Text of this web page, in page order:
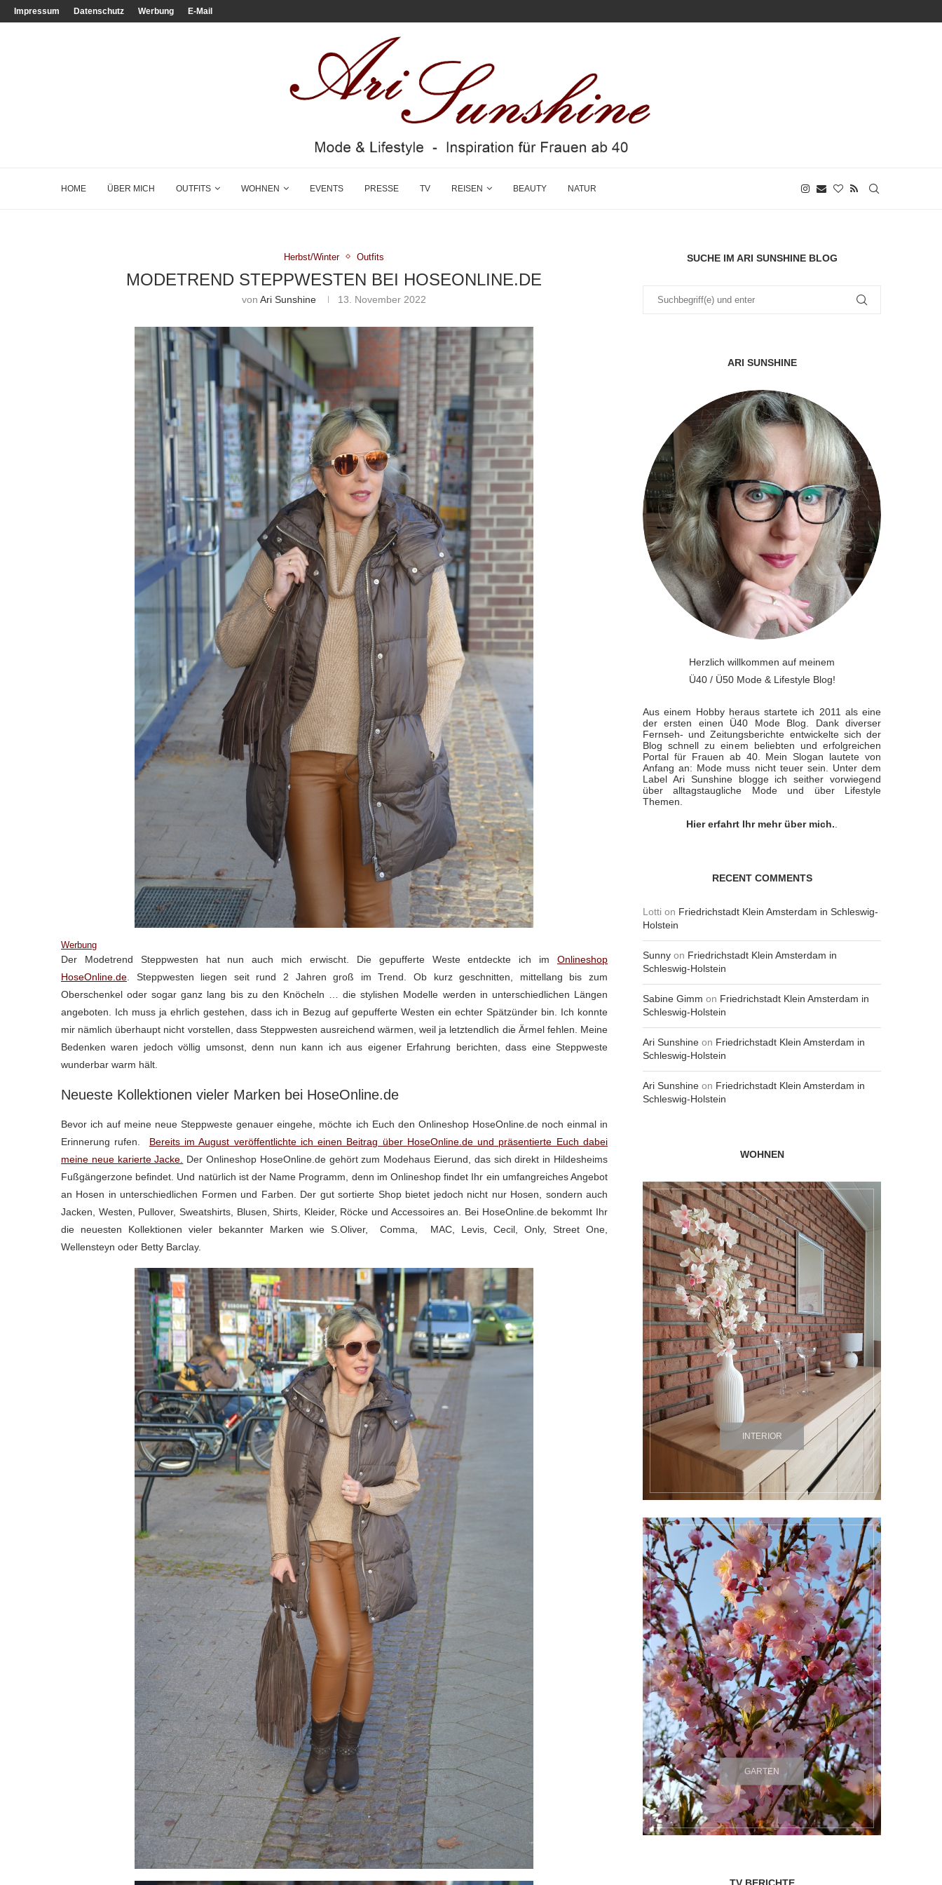
Impressum Datenschutz Werbung E-Mail
HOME ÜBER MICH OUTFITS WOHNEN EVENTS PRESSE TV REISEN BEAUTY NATUR
Herbst/Winter Outfits
MODETREND STEPPWESTEN BEI HOSEONLINE.DE
vonAri Sunshine 13. November 2022
Werbung
Der Modetrend Steppwesten hat nun auch mich erwischt. Die gepufferte Weste entdeckte ich im Onlineshop
HoseOnline.de . Steppwesten liegen seit rund 2 Jahren groß im Trend. Ob kurz geschnitten, mittellang bis zum
Oberschenkel oder sogar ganz lang bis zu den Knöcheln … die stylishen Modelle werden in unterschiedlichen Längen
angeboten. Ich muss ja ehrlich gestehen, dass ich in Bezug auf gepufferte Westen ein echter Spätzünder bin. Ich konnte
mir nämlich überhaupt nicht vorstellen, dass Steppwesten ausreichend wärmen, weil ja letztendlich die Ärmel fehlen. Meine
Bedenken waren jedoch völlig umsonst, denn nun kann ich aus eigener Erfahrung berichten, dass eine Steppweste
wunderbar warm hält.
Neueste Kollektionen vieler Marken bei HoseOnline.de
Bevor ich auf meine neue Steppweste genauer eingehe, möchte ich Euch den Onlineshop HoseOnline.de noch einmal in
Erinnerung rufen. Bereits im August veröffentlichte ich einen Beitrag über HoseOnline.de und präsentierte Euch dabei
meine neue karierte Jacke.
Der Onlineshop HoseOnline.de gehört zum Modehaus Eierund, das sich direkt in Hildesheims
Fußgängerzone befindet. Und natürlich ist der Name Programm, denn im Onlineshop findet Ihr ein umfangreiches Angebot
an Hosen in unterschiedlichen Formen und Farben. Der gut sortierte Shop bietet jedoch nicht nur Hosen, sondern auch
Jacken, Westen, Pullover, Sweatshirts, Blusen, Shirts, Kleider, Röcke und Accessoires an. Bei HoseOnline.de bekommt Ihr
die neuesten Kollektionen vieler bekannter Marken wie S.Oliver, Comma, MAC, Levis, Cecil, Only, Street One,
Wellensteyn oder Betty Barclay.
SUCHE IM ARI SUNSHINE BLOG
ARI SUNSHINE
Herzlich willkommen auf meinem
Ü40 / Ü50 Mode & Lifestyle Blog!
Aus einem Hobby heraus startete ich 2011 als eine
der ersten einen Ü40 Mode Blog. Dank diverser
Fernseh- und Zeitungsberichte entwickelte sich der
Blog schnell zu einem beliebten und erfolgreichen
Portal für Frauen ab 40. Mein Slogan lautete von
Anfang an: Mode muss nicht teuer sein. Unter dem
Label Ari Sunshine blogge ich seither vorwiegend
über alltagstaugliche Mode und über Lifestyle
Themen.
Hier erfahrt Ihr mehr über mich..
RECENT COMMENTS
Lotti on Friedrichstadt Klein Amsterdam in Schleswig-
Holstein
Sunny on Friedrichstadt Klein Amsterdam in
Schleswig-Holstein
Sabine Gimm on Friedrichstadt Klein Amsterdam in
Schleswig-Holstein
Ari Sunshine on Friedrichstadt Klein Amsterdam in
Schleswig-Holstein
Ari Sunshine on Friedrichstadt Klein Amsterdam in
Schleswig-Holstein
WOHNEN
INTERIOR
GARTEN